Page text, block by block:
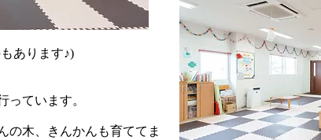
あります♪)
っています。
の木、きんかんも育ててま